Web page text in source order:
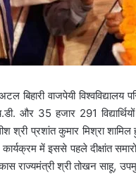
वाजपेयी विश्वविद्यालय
और 35 हजार 291
श्री प्रशांत कुमार मिश्रा
कार्यक्रम में इससे पहले दीक्षांत
राज्यमंत्री श्री तोखन साहू,